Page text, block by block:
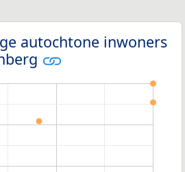
autochtone inwoners